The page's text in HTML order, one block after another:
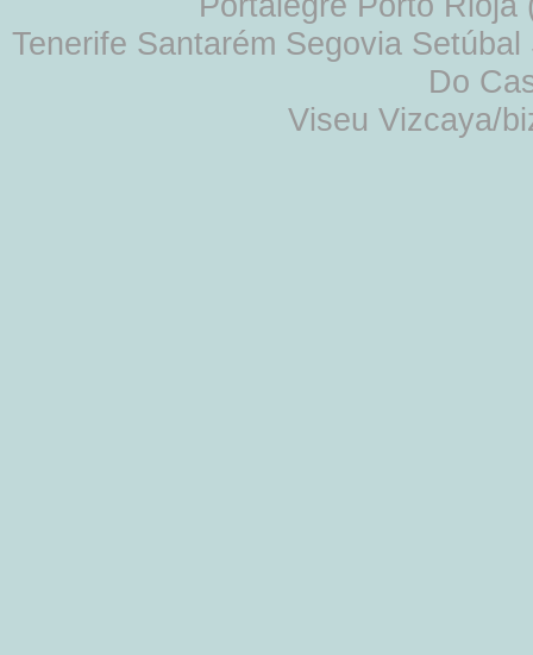
Tenerife Santarém Segovia
Do
Viseu Vizcaya/